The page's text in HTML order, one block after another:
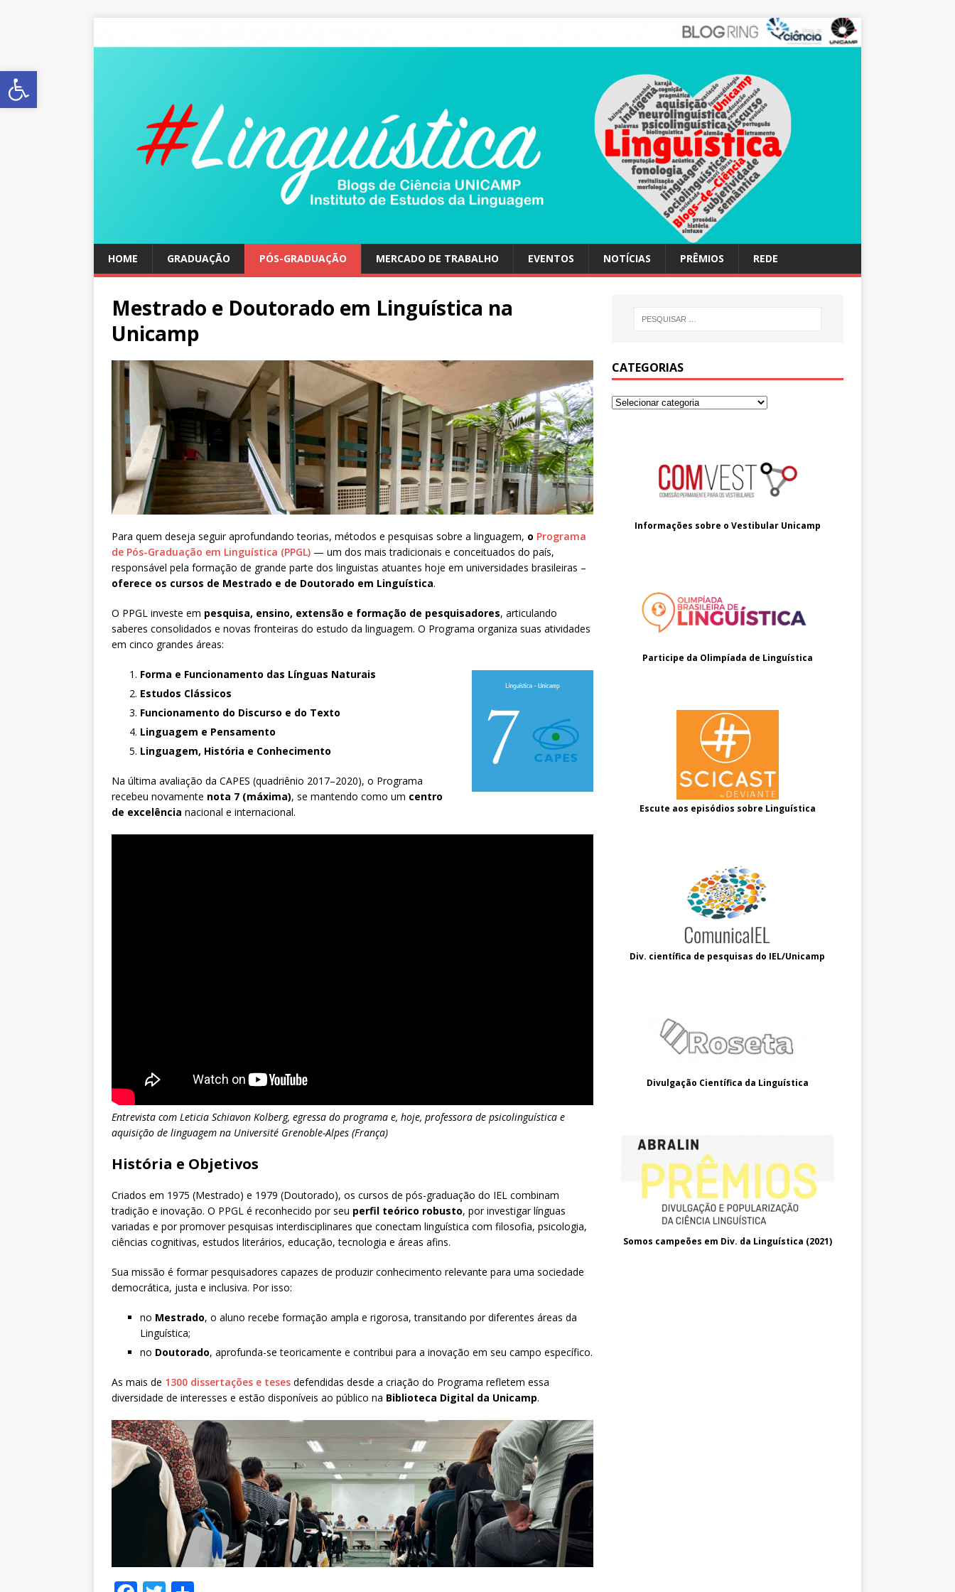
Abrir a barra de ferramentas
HOME GRADUAÇÃO PÓS-GRADUAÇÃO MERCADO DE TRABALHO EVENTOS NOTÍCIAS PRÊMIOS REDE
Mestrado e Doutorado em Linguística na
Unicamp
Para quem deseja seguir aprofundando teorias, métodos e pesquisas sobre a linguagem, o Programa
de Pós-Graduação em Linguística (PPGL) — um dos mais tradicionais e conceituados do país,
responsável pela formação de grande parte dos linguistas atuantes hoje em universidades brasileiras –
oferece os cursos de Mestrado e de Doutorado em Linguística.
O PPGL investe em pesquisa, ensino, extensão e formação de pesquisadores, articulando
saberes consolidados e novas fronteiras do estudo da linguagem. O Programa organiza suas atividades
em cinco grandes áreas:
Forma e Funcionamento das Línguas Naturais
Estudos Clássicos
Funcionamento do Discurso e do Texto
Linguagem e Pensamento
Linguagem, História e Conhecimento
Na última avaliação da CAPES (quadriênio 2017–2020), o Programa
recebeu novamente nota 7 (máxima), se mantendo como um centro
de excelência nacional e internacional.
Entrevista com Leticia Schiavon Kolberg, egressa do programa e, hoje, professora de psicolinguística e
aquisição de linguagem na Université Grenoble-Alpes (França)
História e Objetivos
Criados em 1975 (Mestrado) e 1979 (Doutorado), os cursos de pós-graduação do IEL combinam
tradição e inovação. O PPGL é reconhecido por seu perfil teórico robusto, por investigar línguas
variadas e por promover pesquisas interdisciplinares que conectam linguística com filosofia, psicologia,
ciências cognitivas, estudos literários, educação, tecnologia e áreas afins.
Sua missão é formar pesquisadores capazes de produzir conhecimento relevante para uma sociedade
democrática, justa e inclusiva. Por isso:
no Mestrado, o aluno recebe formação ampla e rigorosa, transitando por diferentes áreas da
Linguística;
no Doutorado, aprofunda-se teoricamente e contribui para a inovação em seu campo específico.
As mais de 1300 dissertações e teses defendidas desde a criação do Programa refletem essa
diversidade de interesses e estão disponíveis ao público na Biblioteca Digital da Unicamp.
CATEGORIAS
Informações sobre o Vestibular Unicamp
Participe da Olimpíada de Linguística
Escute aos episódios sobre Linguística
Div. científica de pesquisas do IEL/Unicamp
Divulgação Científica da Linguística
Somos campeões em Div. da Linguística (2021)